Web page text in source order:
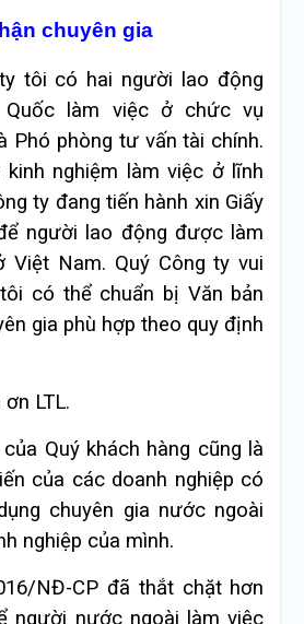
chuyên gia
tôi có hai người lao động
làm việc ở chức vụ
Phó phòng tư vấn tài chính.
nghiệm làm việc ở lĩnh
ty đang tiến hành xin Giấy
người lao động được làm
Việt Nam. Quý Công ty vui
có thể chuẩn bị Văn bản
gia phù hợp theo quy định
LTL.
Quý khách hàng cũng là
của các doanh nghiệp có
chuyên gia nước ngoài
nghiệp của mình.
NĐ-CP đã thắt chặt hơn
người nước ngoài làm việc